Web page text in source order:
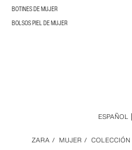
BOTINES DE MUJER
BOLSOS PIEL DE MUJER
ZARA / MUJER / COLECCIÓN
ESPAÑOL